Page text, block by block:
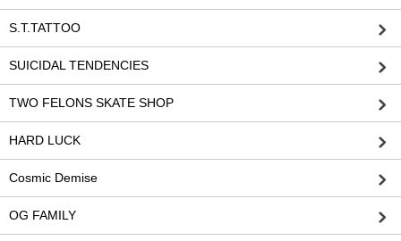
S.T.TATTOO
SUICIDAL TENDENCIES
TWO FELONS SKATE SHOP
HARD LUCK
Cosmic Demise
OG FAMILY